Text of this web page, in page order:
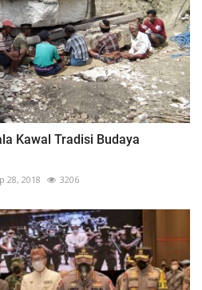
Kawal Tradisi Budaya
28, 2018 3206